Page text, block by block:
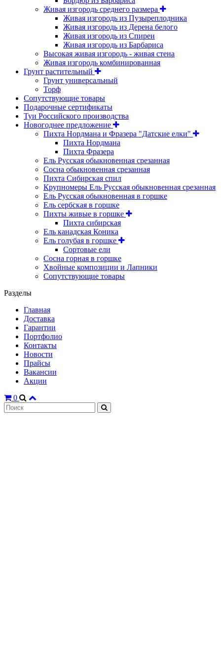
Живая изгородь среднего размера
Живая изгородь из Пузыреплодника
Живая изгородь из Дерена белого
Живая изгородь из Спиреи
Живая изгородь из Барбариса
Высокая живая изгородь - живая стена
Живая изгородь комбинированная
Грунт растительный
Грунт универсальный
Торф
Сопутствующие товары
Подарочные сертификаты
Туи Российского производства
Новогоднее предложение
Пихта Нордмана и Фразера "Датские елки"
Пихта Нордмана
Пихта Фразера
Ель Русская обыкновенная срезанная
Сосна обыкновенная срезанная
Пихта Сибирская спил
Крупномеры Ель Русская обыкновенная срезанная
Ель Русская обыкновенная в горшке
Ель сербская в горшке
Пихты живые в горшке
Пихта сибирская
Ель канадская Коника
Ель голубая в горшке
Сортовые ели
Сосна горная в горшке
Хвойные композиции и Лапники
Сопутствующие товары
Разделы
Главная
Доставка
Гарантии
Портфолио
Контакты
Новости
Прайсы
Вакансии
Акции
0